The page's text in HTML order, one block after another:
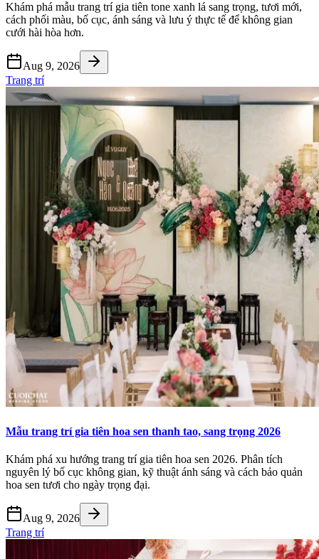
Khám phá mẫu trang trí gia tiên tone xanh lá sang trọng, tươi mới,
cách phối màu, bố cục, ánh sáng và lưu ý thực tế để không gian
cưới hài hòa hơn.
Aug 9, 2026
Trang trí
Mẫu trang trí gia tiên hoa sen thanh tao, sang trọng 2026
Khám phá xu hướng trang trí gia tiên hoa sen 2026. Phân tích
nguyên lý bố cục không gian, kỹ thuật ánh sáng và cách bảo quản
hoa sen tươi cho ngày trọng đại.
Aug 9, 2026
Trang trí